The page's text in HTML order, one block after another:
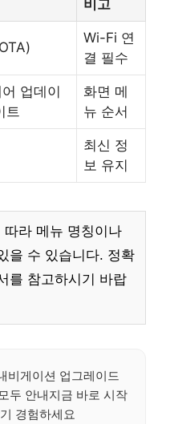
비고
Wi-Fi 연
결 필수
업데이
트
화면 메
뉴 순서
최신 정
보 유지
라 메뉴 명칭이나
을 수 있습니다. 정확
를 참고하시기 바랍
비게이션 업그레이드
두 안내지금 바로 시작
경험하세요